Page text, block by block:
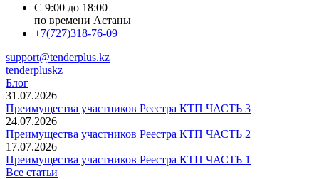
С 9:00 до 18:00
по времени Астаны
+7(727)318-76-09
support@tenderplus.kz
tenderpluskz
Блог
31.07.2026
Преимущества участников Реестра КТП ЧАСТЬ 3
24.07.2026
Преимущества участников Реестра КТП ЧАСТЬ 2
17.07.2026
Преимущества участников Реестра КТП ЧАСТЬ 1
Все статьи